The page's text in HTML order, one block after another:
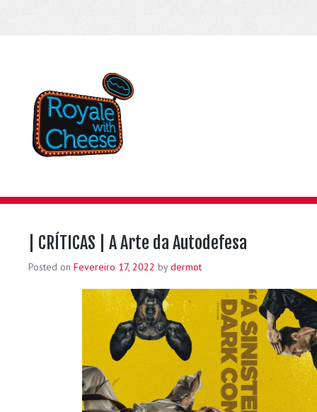
| CRÍTICAS | A Arte da Autodefesa
Posted on Fevereiro 17, 2022 bydermot